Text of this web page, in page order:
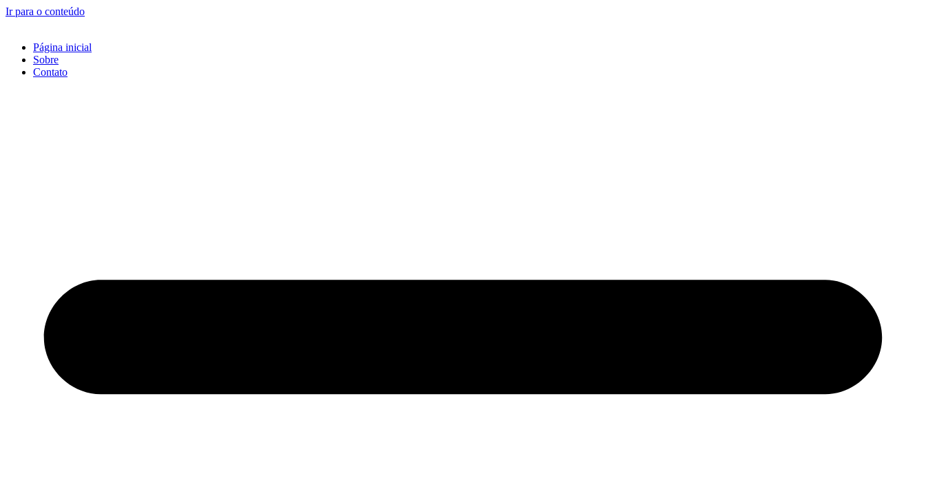
Ir para o conteúdo
Página inicial
Sobre
Contato